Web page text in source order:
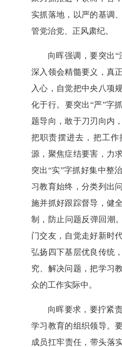
实抓落地，以严的基调
管党治党、正风肃纪。
向晖强调，要突出“
深入领会精髓要义，真
入心，自觉把中央八项
化于行。要突出“严”字
题导向，敢于刀刃向内
把职责摆进去，把工
源，聚焦症结要害，力
突出“实”字抓好集中整
习教育始终，分类列出
施并抓好跟踪督导，健
制，防止问题反弹回潮
门交友，自觉走好新时
弘扬四下基层优良传统
究、解决问题，把学习
众的工作实际中。
向晖要求， 要拧紧
学习教育的组织领导。
成员扛牢责任，带头落